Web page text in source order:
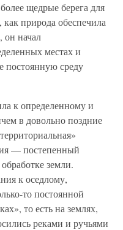
щедрые берега для
природа обеспечила
он начал
местах и
постоянную среду
к определенному и
в довольно поздние
— постепенный
земли.
к оседлому,
то постоянной
то есть на землях,
реками и ручьями